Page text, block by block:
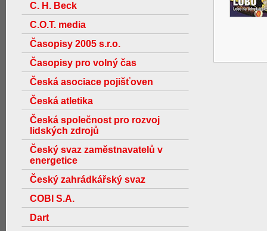
C. H. Beck
C.O.T. media
Časopisy 2005 s.r.o.
Časopisy pro volný čas
Česká asociace pojišťoven
Česká atletika
Česká společnost pro rozvoj
lidských zdrojů
Český svaz zaměstnavatelů v
energetice
Český zahrádkářský svaz
COBI S.A.
Dart